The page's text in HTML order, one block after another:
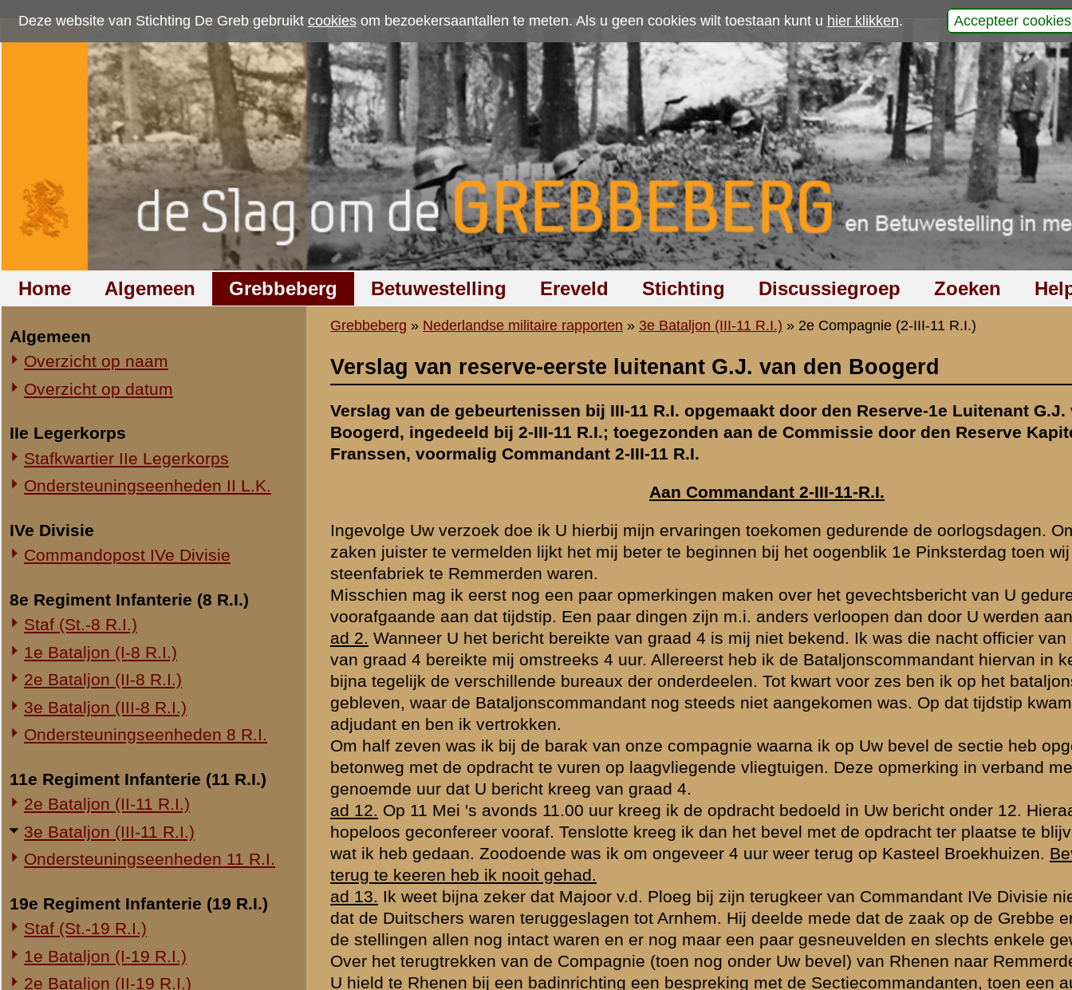
Deze website van Stichting De Greb gebruikt cookies om bezoekersaantallen te meten. Als u geen cookies wilt toestaan kunt u hier klikken Accepteer cookies
Home Algemeen Grebbeberg Betuwestelling Ereveld Stichting Discussiegroep Zoeken Help
Algemeen
Overzicht op naam
IIe Legerkorps
Stafkwartier IIe Legerkorps
IVe Divisie
Commandopost IVe Divisie
8e Regiment Infanterie (8 R.I.)
1e Bataljon (I-8 R.I.)
2e Bataljon (II-8 R.I.)
3e Bataljon (III-8 R.I.)
Ondersteuningseenheden 8 R.I.
2e Bataljon (II-11 R.I.)
3e Bataljon (III-11 R.I.)
19e Regiment Infanterie (19 R.I.)
Staf (St.-19 R.I.)
1e Bataljon (I-19 R.I.)
2e Bataljon (II-19 R.I.)
3e Bataljon (III-19 R.I.)
Ondersteuningseenheden 19 R.I.
1e Bataljon (I-20 R.I.)
Staf (St.-24 R.I.)
1e Bataljon (I-24 R.I.)
3e Bataljon (III-24 R.I.)
29e Regiment Infanterie (29 R.I.)
1e Bataljon (I-29 R.I.)
3e Bataljon (III-29 R.I.)
Ondersteuningseenheden 29 R.I.
Staf (St.-8 R.A.)
Grebbeberg Nederlandse militaire rapporten »3e Bataljon (III-11 R.I.)» 2e Compagnie (2-III-11 R.I.)
Verslag van reserve-eerste luitenant G.J. van den Boogerd
Verslag van de gebeurtenissen bij III-11 R.I. opgemaakt door den Reserve-1e Luitenant G.J. van den
Boogerd, ingedeeld bij 2-III-11 R.I.; toegezonden aan de Commissie door den Reserve Kapitein Dr.
Franssen, voormalig Commandant 2-III-11 R.I.
Aan Commandant 2-III-11-R.I.
zaken juister te vermelden lijkt het mij beter te beginnen bij het oogenblik 1e Pinksterdag toen wij bij de
steenfabriek te Remmerden waren.
voorafgaande aan dat tijdstip. Een paar dingen zijn m.i. anders verloopen dan door U werden aangegeven:
Wanneer U het bericht bereikte van graad 4 is mij niet bekend. Ik was die nacht officier van piket. Het bericht
van graad 4 bereikte mij omstreeks 4 uur. Allereerst heb ik de Bataljonscommandant hiervan in kennis gesteld en
bijna tegelijk de verschillende bureaux der onderdeelen. Tot kwart voor zes ben ik op het bataljonsbureau
gebleven, waar de Bataljonscommandant nog steeds niet aangekomen was. Op dat tijdstip kwam de luitenant-
adjudant en ben ik vertrokken.
Om half zeven was ik bij de barak van onze compagnie waarna ik op Uw bevel de sectie heb opgesteld aan de
genoemde uur dat U bericht kreeg van graad 4.
Op 11 Mei 's avonds 11.00 uur kreeg ik de opdracht bedoeld in Uw bericht onder 12. Hieraan ging een
hopeloos geconfereer vooraf. Tenslotte kreeg ik dan het bevel met de opdracht ter plaatse te blijven tot 3.30 uur,
wat ik heb gedaan. Zoodoende was ik om ongeveer 4 uur weer terug op Kasteel Broekhuizen.
terug te keeren heb ik nooit gehad.
ad 13.
Ik weet bijna zeker dat Majoor v.d. Ploeg bij zijn terugkeer van Commandant IVe Divisie niet heeft gezegd
dat de Duitschers waren teruggeslagen tot Arnhem. Hij deelde mede dat de zaak op de Grebbe er goed voorstond,
de stellingen allen nog intact waren en er nog maar een paar gesneuvelden en slechts enkele gewonden waren.
Over het terugtrekken van de Compagnie (toen nog onder Uw bevel) van Rhenen naar Remmerden het volgende:
U hield te Rhenen bij een badinrichting een bespreking met de Sectiecommandanten, toen een auto naderde
vanuit de richting Remmerden. In deze auto was gezeten kapitein van Buren, van de Staf IVe Divisie. Ik hoorde
dat kapitein van Buren U opdracht gaf terug te trekken om op een achtergelegen punt een stelling in te nemen.
Direct begreep ik dat de situatie lang niet zoo fraai was als majoor v.d. Ploeg mededeelde.
U vroeg of deze opdracht als komende van de Divisie beschouwd moest worden, waarop kapitein van Buren
bevestigend antwoordde. Daarna volgde een gesprek over de plaats van de stelling, wat ik niet goed kon volgen
daar er steeds op de kaart gewezen werd. Wel strekte kapitein van Buren de hand steeds in de richting van
Thans mijn relaas:
Bij de steenfabriek Remmerden kreeg ik opdracht om het Noordelijk deel van het door U gekozen vak ter
verdediging in te richten. Het terrein hiervoor was ideaal. Nauwelijks hiermede klaar kreeg ik per ordonnans bevel
met mijn sectie onmiddellijk naar de straatweg te komen. Hieraan heb ik voldaan. Doordat ik het verst weg zat
kwam ik daar het laatste aan. De compagnie was vertrokken in de richting Rhenen, waarheen ik mij begaf. In
Rhenen aangekomen kwam ik met groote moeite te weten in welke richting de compagnie gegaan was.
Bij aankomst op de Grebbeberg, juist bij de daar aanwezige hulpverbandplaats, deelde een soldaat mij mede dat
het dennenbosch rechts van de weg vol met "boomapen" zat. Hij verstond daaronder Duitschers, die steeds vanuit
de boomen schoten, speciaal op motorordonnansen en officieren.
Daar dit echter de stoplijn was vond ik het van groot belang om het bosch te verkennen en stuurde een groep
daarin onder den sergeant van Amerongen.
Een eindje verder bevond zich de majoor van der Ploeg. Ik deelde hem direct de aanwezigheid van vijand achter
de stoplijn mede, ook dat ik het bosch wilde verkennen en daartoe de nodige bevelen gegeven had. De uitslag
van de verkenning wilde ik afwachten en bij aanwezigheid van veel vijand het bosch zuiveren, zoo noodig in brand